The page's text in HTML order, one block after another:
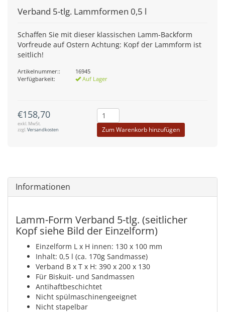
Verband 5-tlg. Lammformen 0,5 l
Schaffen Sie mit dieser klassischen Lamm-Backform
Vorfreude auf Ostern Achtung: Kopf der Lammform ist
seitlich!
Artikelnummer::
16945
Verfügbarkeit:
Auf Lager
€158,70
exkl. MwSt.
zzgl.Versandkosten Zum Warenkorb hinzufügen
Informationen
Lamm-Form Verband 5-tlg. (seitlicher
Kopf siehe Bild der Einzelform)
Einzelform L x H innen: 130 x 100 mm
Inhalt: 0,5 l (ca. 170g Sandmasse)
Verband B x T x H: 390 x 200 x 130
Für Biskuit- und Sandmassen
Antihaftbeschichtet
Nicht spülmaschinengeeignet
Nicht stapelbar